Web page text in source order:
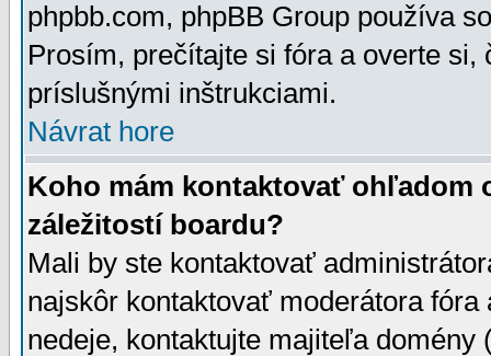
phpbb.com, phpBB Group používa
Prosím, prečítajte si fóra a overte
príslušnými inštrukciami.
Návrat hore
Koho mám kontaktovať ohľadom
záležitostí boardu?
Mali by ste kontaktovať
najskôr kontaktovať moderátora
nedeje, kontaktujte majiteľa